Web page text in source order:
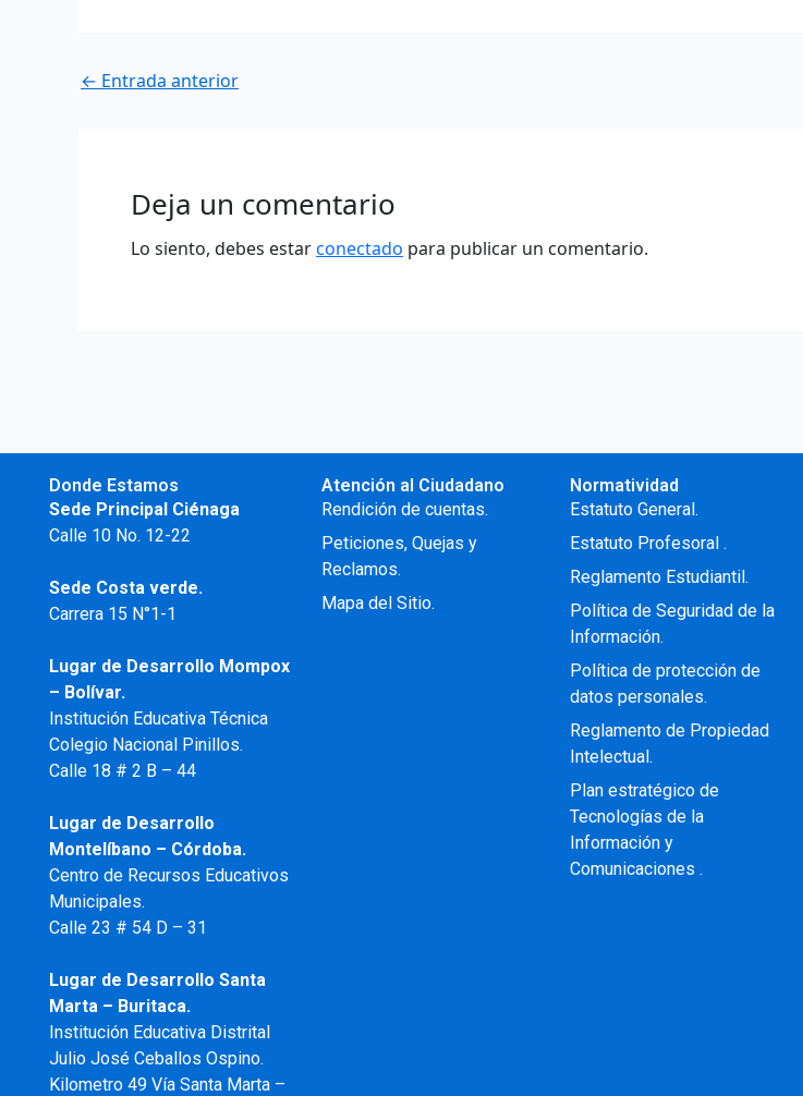
← Entrada anterior
Deja un comentario
Lo siento, debes estarconectado para publicar un comentario.
Donde Estamos
Sede Principal Ciénaga
Calle 10 No. 12-22
Sede Costa verde.
Carrera 15 N°1-1
Lugar de Desarrollo Mompox
– Bolívar.
Institución Educativa Técnica
Colegio Nacional Pinillos.
Calle 18 # 2 B – 44
Lugar de Desarrollo
Montelíbano – Córdoba.
Centro de Recursos Educativos
Municipales.
Calle 23 # 54 D – 31
Lugar de Desarrollo Santa
Marta – Buritaca.
Institución Educativa Distrital
Julio José Ceballos Ospino.
Kilometro 49 Vía Santa Marta –
Atención al Ciudadano
Rendición de cuentas.
Peticiones, Quejas y
Reclamos.
Mapa del Sitio.
Normatividad
Estatuto General.
Estatuto Profesoral .
Reglamento Estudiantil.
Política de Seguridad de la
Información.
Política de protección de
datos personales.
Reglamento de Propiedad
Intelectual.
Plan estratégico de
Tecnologías de la
Información y
Comunicaciones .